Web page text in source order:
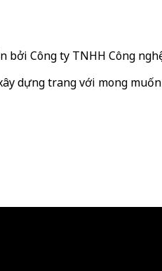
Công ty TNHH Công
dựng trang với mong